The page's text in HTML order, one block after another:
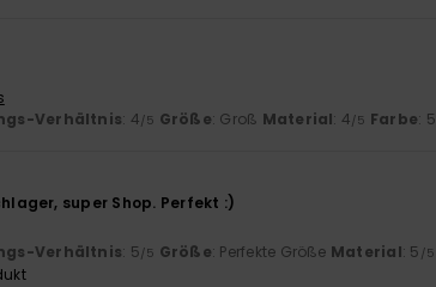
Verhältnis: 4/5 Größe: Groß Material: 4/5 Farbe: 5
super Shop. Perfekt :)
Verhältnis: 5/5 Größe: Perfekte Größe Material: 5 /5